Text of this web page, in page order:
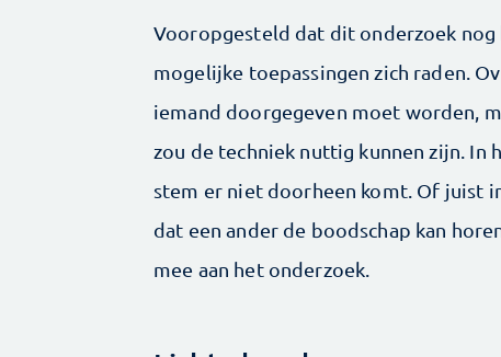
Vooropgesteld dat dit onderzoek
mogelijke toepassingen zich raden.
iemand doorgegeven moet worden,
zou de techniek nuttig kunnen zijn.
stem er niet doorheen komt. Of juist
dat een ander de boodschap kan
mee aan het onderzoek.